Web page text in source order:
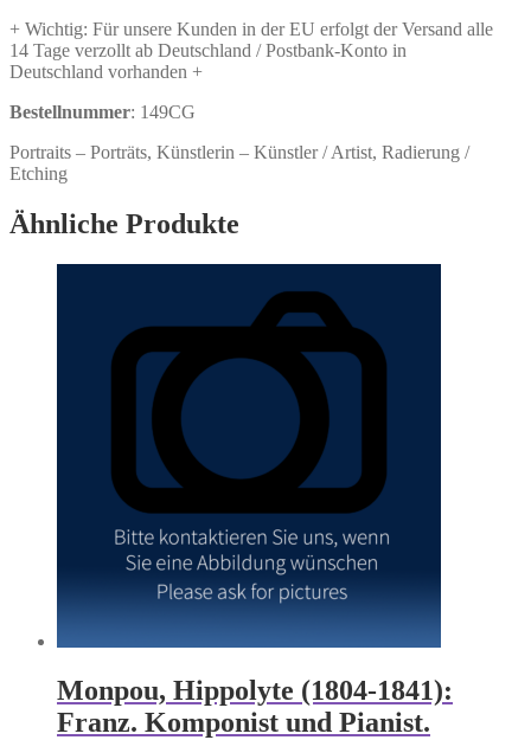
+ Wichtig: Für unsere Kunden in der EU erfolgt der Versand alle
14 Tage verzollt ab Deutschland / Postbank-Konto in
Deutschland vorhanden +
Bestellnummer: 149CG
Portraits – Porträts, Künstlerin – Künstler / Artist, Radierung /
Etching
Ähnliche Produkte
Monpou, Hippolyte (1804-1841):
Franz. Komponist und Pianist.